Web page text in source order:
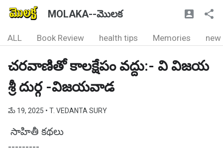
MOLAKA--మొలక
ALL Book Review health tips Memories new
చరవాణితో కాలక్షేపం వద్దు:- వి విజయ
శ్రీ దుర్గ -విజయవాడ
మే 19, 2025 • T. VEDANTA SURY
సాహితీ కథలు
---------